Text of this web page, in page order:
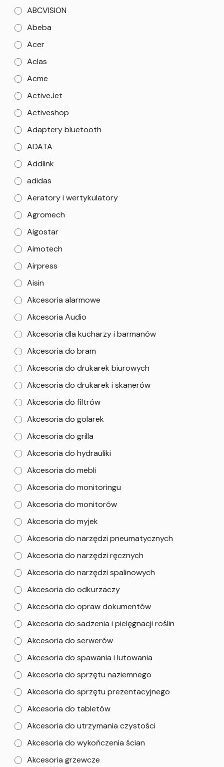
ABCVISION
Abeba
Acer
Aclas
Acme
ActiveJet
Activeshop
Adaptery bluetooth
ADATA
Addlink
adidas
Aeratory i wertykulatory
Agromech
Aigostar
Aimotech
Airpress
Aisin
Akcesoria alarmowe
Akcesoria Audio
Akcesoria dla kucharzy i barmanów
Akcesoria do bram
Akcesoria do drukarek biurowych
Akcesoria do drukarek i skanerów
Akcesoria do filtrów
Akcesoria do golarek
Akcesoria do grilla
Akcesoria do hydrauliki
Akcesoria do mebli
Akcesoria do monitoringu
Akcesoria do monitorów
Akcesoria do myjek
Akcesoria do narzędzi pneumatycznych
Akcesoria do narzędzi ręcznych
Akcesoria do narzędzi spalinowych
Akcesoria do odkurzaczy
Akcesoria do opraw dokumentów
Akcesoria do sadzenia i pielęgnacji roślin
Akcesoria do serwerów
Akcesoria do spawania i lutowania
Akcesoria do sprzętu naziemnego
Akcesoria do sprzętu prezentacyjnego
Akcesoria do tabletów
Akcesoria do utrzymania czystości
Akcesoria do wykończenia ścian
Akcesoria grzewcze